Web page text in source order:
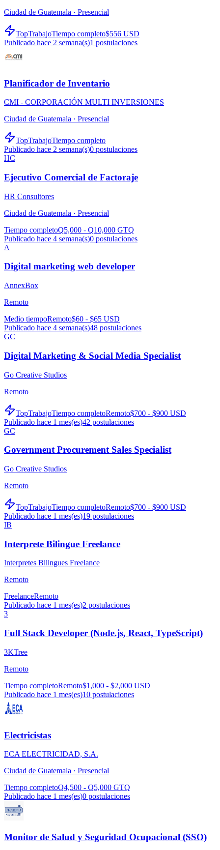
Ciudad de Guatemala · Presencial
TopTrabajoTiempo completo$556 USD
Publicado hace 2 semana(s)1 postulaciones
Planificador de Inventario
CMI - CORPORACIÓN MULTI INVERSIONES
Ciudad de Guatemala · Presencial
TopTrabajoTiempo completo
Publicado hace 2 semana(s)0 postulaciones
HC
Ejecutivo Comercial de Factoraje
HR Consultores
Ciudad de Guatemala · Presencial
Tiempo completoQ5,000 - Q10,000 GTQ
Publicado hace 4 semana(s)0 postulaciones
A
Digital marketing web developer
AnnexBox
Remoto
Medio tiempoRemoto$60 - $65 USD
Publicado hace 4 semana(s)48 postulaciones
GC
Digital Marketing & Social Media Specialist
Go Creative Studios
Remoto
TopTrabajoTiempo completoRemoto$700 - $900 USD
Publicado hace 1 mes(es)42 postulaciones
GC
Government Procurement Sales Specialist
Go Creative Studios
Remoto
TopTrabajoTiempo completoRemoto$700 - $900 USD
Publicado hace 1 mes(es)19 postulaciones
IB
Interprete Bilingue Freelance
Interpretes Bilingues Freelance
Remoto
FreelanceRemoto
Publicado hace 1 mes(es)2 postulaciones
3
Full Stack Developer (Node.js, React, TypeScript)
3KTree
Remoto
Tiempo completoRemoto$1,000 - $2,000 USD
Publicado hace 1 mes(es)10 postulaciones
Electricistas
ECA ELECTRICIDAD, S.A.
Ciudad de Guatemala · Presencial
Tiempo completoQ4,500 - Q5,000 GTQ
Publicado hace 1 mes(es)0 postulaciones
Monitor de Salud y Seguridad Ocupacional (SSO)